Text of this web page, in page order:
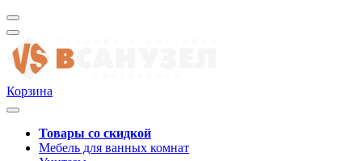
Корзина
Товары со скидкой
Мебель для ванных комнат